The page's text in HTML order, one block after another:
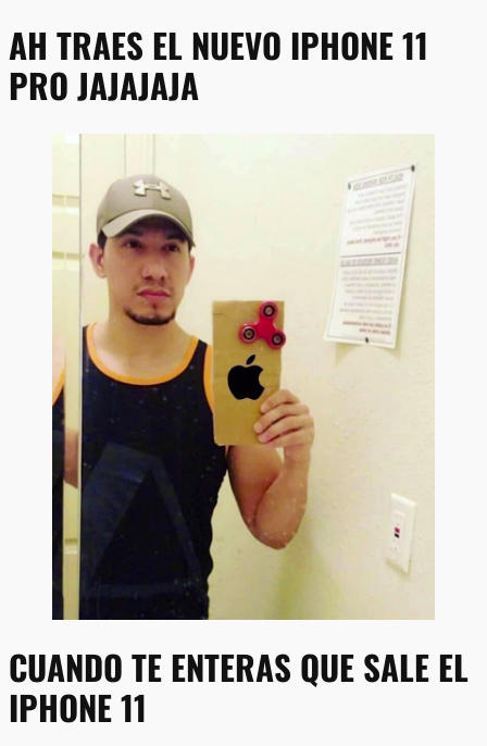
AH TRAES EL NUEVO IPHONE 11
PRO JAJAJAJA
CUANDO TE ENTERAS QUE SALE EL
IPHONE 11